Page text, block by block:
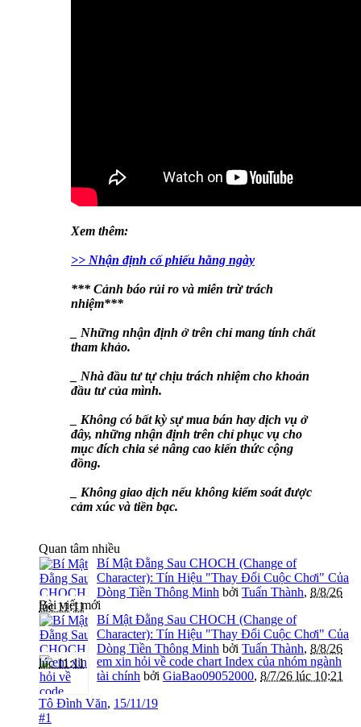
Xem thêm:
>> Nhận định cố phiếu hằng ngày
*** Cảnh báo rủi ro và miễn trừ trách
nhiệm***
_ Những nhận định ở trên chỉ mang tính chất
tham khảo.
_ Nhà đầu tư tự chịu trách nhiệm cho khoản
đầu tư của mình.
_ Không có bất kỳ sự mua bán hay dịch vụ ở
đây, những nhận định trên chỉ phục vụ cho
mục đích chia sẻ nâng cao kiến thức cộng
đồng.
_ Không giao dịch nếu không kiểm soát được
cảm xúc và tiền bạc.
Quan tâm nhiều
Bí Mật Đằng Sau CHOCH (Change of
Character): Tín Hiệu "Thay Đổi Cuộc Chơi" Của
Dòng Tiền Thông Minh bởi Tuấn Thành, 8/8/26
lúc 11:11
Bài viết mới
Bí Mật Đằng Sau CHOCH (Change of
Character): Tín Hiệu "Thay Đổi Cuộc Chơi" Của
Dòng Tiền Thông Minh bởi Tuấn Thành, 8/8/26
lúc 11:11
em xin hỏi về code chart Index của nhóm ngành
tài chính bởi GiaBao09052000, 8/7/26 lúc 10:21
Tô Đình Văn, 15/11/19
#1